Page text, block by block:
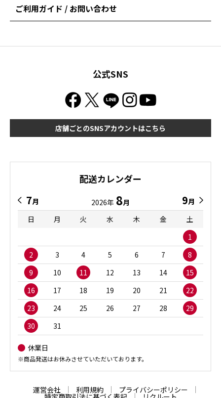
ご利用ガイド / お問い合わせ
公式SNS
店舗ごとのSNSアカウントはこちら
配送カレンダー
7月 2026年 8月 9月
日
月 火 水 木 金
土
1
2
3 4 5 6 7
8
9
10 11 12 13 14
15
16
17 18 19 20 21
22
23
24 25 26 27 28
29
30
31
休業日
※商品発送はお休みさせていただいております。
運営会社 利用規約 プライバシーポリシー